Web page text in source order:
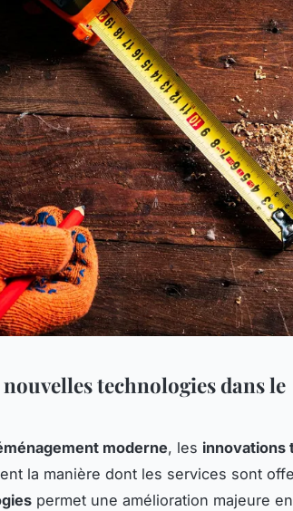
technologies dans le
moderne, les innovations
la manière dont les services sont
permet une amélioration majeure